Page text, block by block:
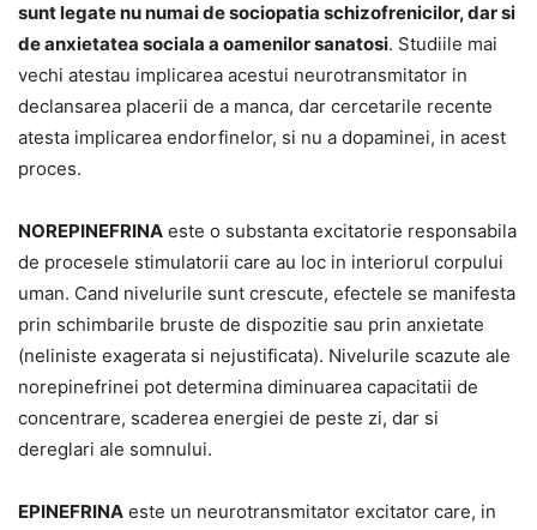
sunt legate nu numai de sociopatia schizofrenicilor, dar si
de anxietatea sociala a oamenilor sanatosi. Studiile mai
vechi atestau implicarea acestui neurotransmitator in
declansarea placerii de a manca, dar cercetarile recente
atesta implicarea endorfinelor, si nu a dopaminei, in acest
proces.
NOREPINEFRINA este o substanta excitatorie responsabila
de procesele stimulatorii care au loc in interiorul corpului
uman. Cand nivelurile sunt crescute, efectele se manifesta
prin schimbarile bruste de dispozitie sau prin anxietate
(neliniste exagerata si nejustificata). Nivelurile scazute ale
norepinefrinei pot determina diminuarea capacitatii de
concentrare, scaderea energiei de peste zi, dar si
dereglari ale somnului.
EPINEFRINA este un neurotransmitator excitator care, in